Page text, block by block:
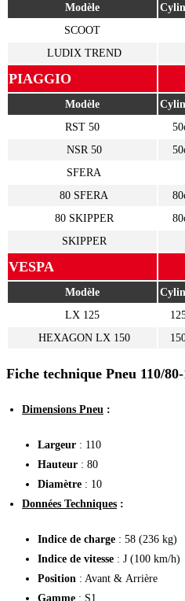
Modèle
SCOOT
LUDIX TREND
PIAGGIO
Modèle
RST 50
NSR 50
SFERA
80 SFERA
80 SKIPPER
SKIPPER
VESPA
Modèle
LX 125
HEXAGON LX 150
Fiche technique Pneu 110/
Dimensions Pneu :
Largeur : 110
Hauteur : 80
Diamètre : 10
Données Techniques :
Indice de charge : 58 (236 kg)
Indice de vitesse : J (100 km/h)
Position : Avant & Arrière
Gamme : S1